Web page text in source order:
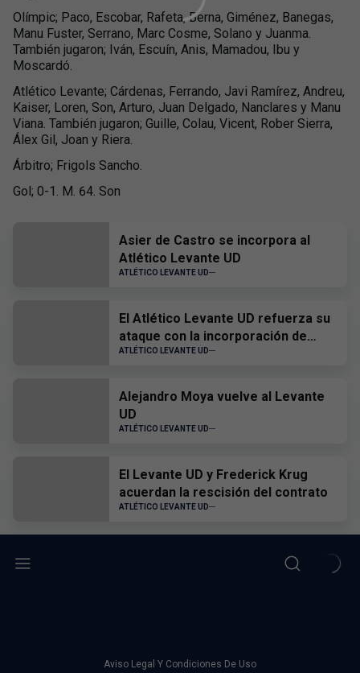
Olímpic; Paco, Escobar, Rafeta, Berna, Giménez, Banegas,
Manu Fuster, Serrano, Marc Cosme, Solano y Juanma.
También jugaron; Iván, Escuín, Anis, Mamadou, Ibu y
Moscardó.
Atlético Levante; Cárdenas, Ferrando, Javi Ramírez, Andreu,
Kaiser, Loren, Son, Arturo, Juan Delgado, Nanclares y Manu
Viana. También jugaron; Guille, Colau, Vicent, Rober Sierra,
Álex Gil, Joan y Riera.
Árbitro; Frigols Sancho.
Gol; 0-1. M. 64. Son
Asier de Castro se incorpora al
Atlético Levante UD
ATLÉTICO LEVANTE UD
El Atlético Levante UD refuerza su
ataque con la incorporación de
Hugo Goñi
ATLÉTICO LEVANTE UD
Alejandro Moya vuelve al Levante
UD
ATLÉTICO LEVANTE UD
El Levante UD y Frederick Krug
acuerdan la rescisión del contrato
ATLÉTICO LEVANTE UD
Aviso Legal Y Condiciones De Uso